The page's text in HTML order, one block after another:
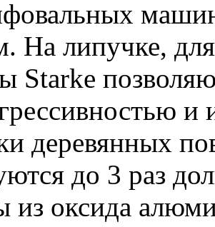
На липучке,
Starke
и
деревянных
до 3 раз
из оксида